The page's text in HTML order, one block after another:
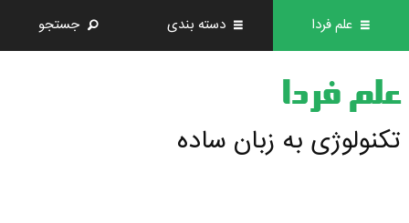
علم فردا دسته بندی جستجو
علم فردا
تکنولوژی به زبان ساده